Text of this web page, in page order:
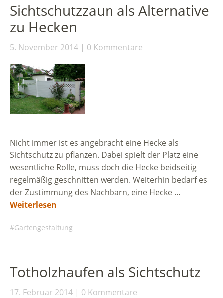
Sichtschutzzaun als Alternative
zu Hecken
5. November 2014 0 Kommentare
Nicht immer ist es angebracht eine Hecke als
Sichtschutz zu pflanzen. Dabei spielt der Platz eine
wesentliche Rolle, muss doch die Hecke beidseitig
regelmäßig geschnitten werden. Weiterhin bedarf es
der Zustimmung des Nachbarn, eine Hecke …
Weiterlesen
Gartengestaltung
Totholzhaufen als Sichtschutz
17. Februar 2014 0 Kommentare